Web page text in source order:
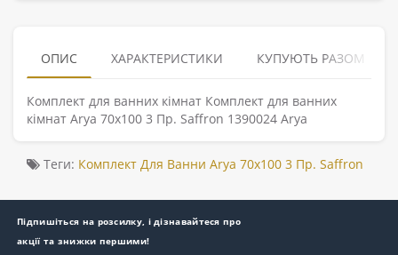
ОПИС ХАРАКТЕРИСТИКИ КУПУЮТЬ РАЗОМ
Комплект для ванних кімнат Комплект для ванних
кімнат Arya 70x100 3 Пр. Saffron 1390024 Arya
Теги: Комплект Для Ванни Arya 70x100 3 Пр. Saffron
Підпишіться на розсилку, і дізнавайтеся про
акції та знижки першими!